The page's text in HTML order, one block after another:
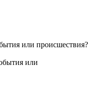
или происшествия?
или